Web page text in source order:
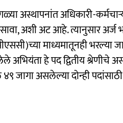
अस्थापनांत अधिकारी-
असावा, अशी अट आहे. त्यानुसार अर्ज
माध्यमातूनही भरल्या
अभियंता हे पद द्वितीय श्रेणीचे
जागा असलेल्या दोन्ही